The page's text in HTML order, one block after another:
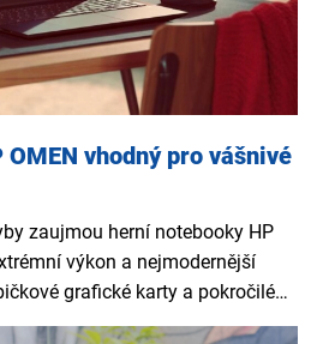
vhodný pro vášnivé
zaujmou herní notebooky HP
výkon a nejmodernější
grafické karty a pokročilého